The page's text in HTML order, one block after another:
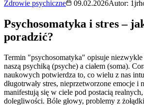
Zdrowie psychiczne 09.02.2026Autor:
Psychosomatyka i stres –
poradzić?
Termin "psychosomatyka" opisuje
naszą psychiką (psyche) a ciałem (soma).
naukowych potwierdza to, co wielu z nas
długotrwały stres, nieprzetworzone emocje i
manifestują się w ciele pod postacią
dolegliwości. Bóle głowy, problemy z